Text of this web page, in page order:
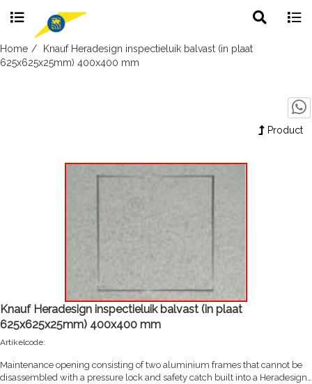
Skip
to
search
Home
Knauf Heradesign inspectieluik balvast (in plaat
625x625x25mm) 400x400 mm
Product
Knauf Heradesign inspectieluik balvast (in plaat
625x625x25mm) 400x400 mm
Artikelcode:
Maintenance opening consisting of two aluminium frames that cannot be
disassembled with a pressure lock and safety catch built into a Heradesign